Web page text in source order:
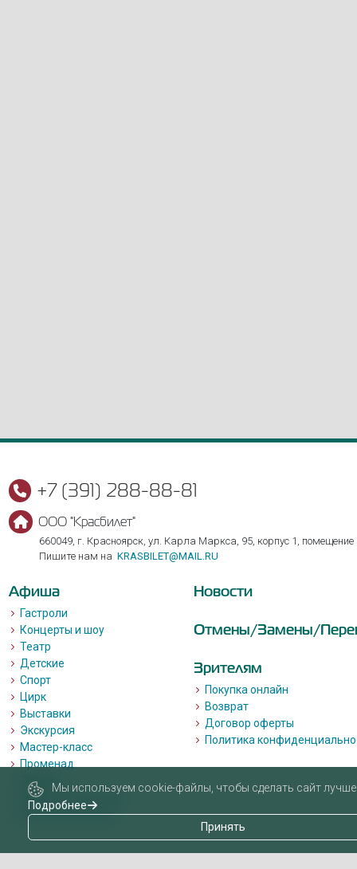
+7 (391) 288-88-81
ООО "Красбилет"
660049, г. Красноярск, ул. Карла Маркса, 95, корпус 1, помещение
Пишите нам на KRASBILET@MAIL.RU
Афиша
Гастроли
Концерты и шоу
Театр
Детские
Спорт
Цирк
Выставки
Экскурсия
Мастер-класс
Променад
Лекции
Квизы, квесты, игры.
Пушкинская карта
Новости
Отмены/Замены/
Зрителям
Покупка онлайн
Возврат
Договор оферты
Политика
Мы используем cookie-файлы, чтобы сделать сайт лучше
Подробнее
Принять